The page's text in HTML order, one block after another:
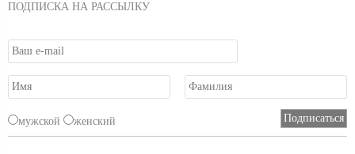
ПОДПИСКА НА РАССЫЛКУ
мужской женский